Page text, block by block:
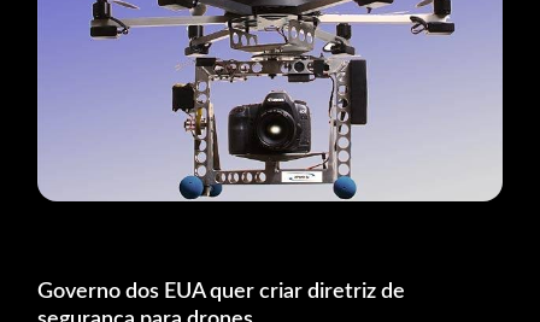
Governo dos EUA quer criar diretriz de